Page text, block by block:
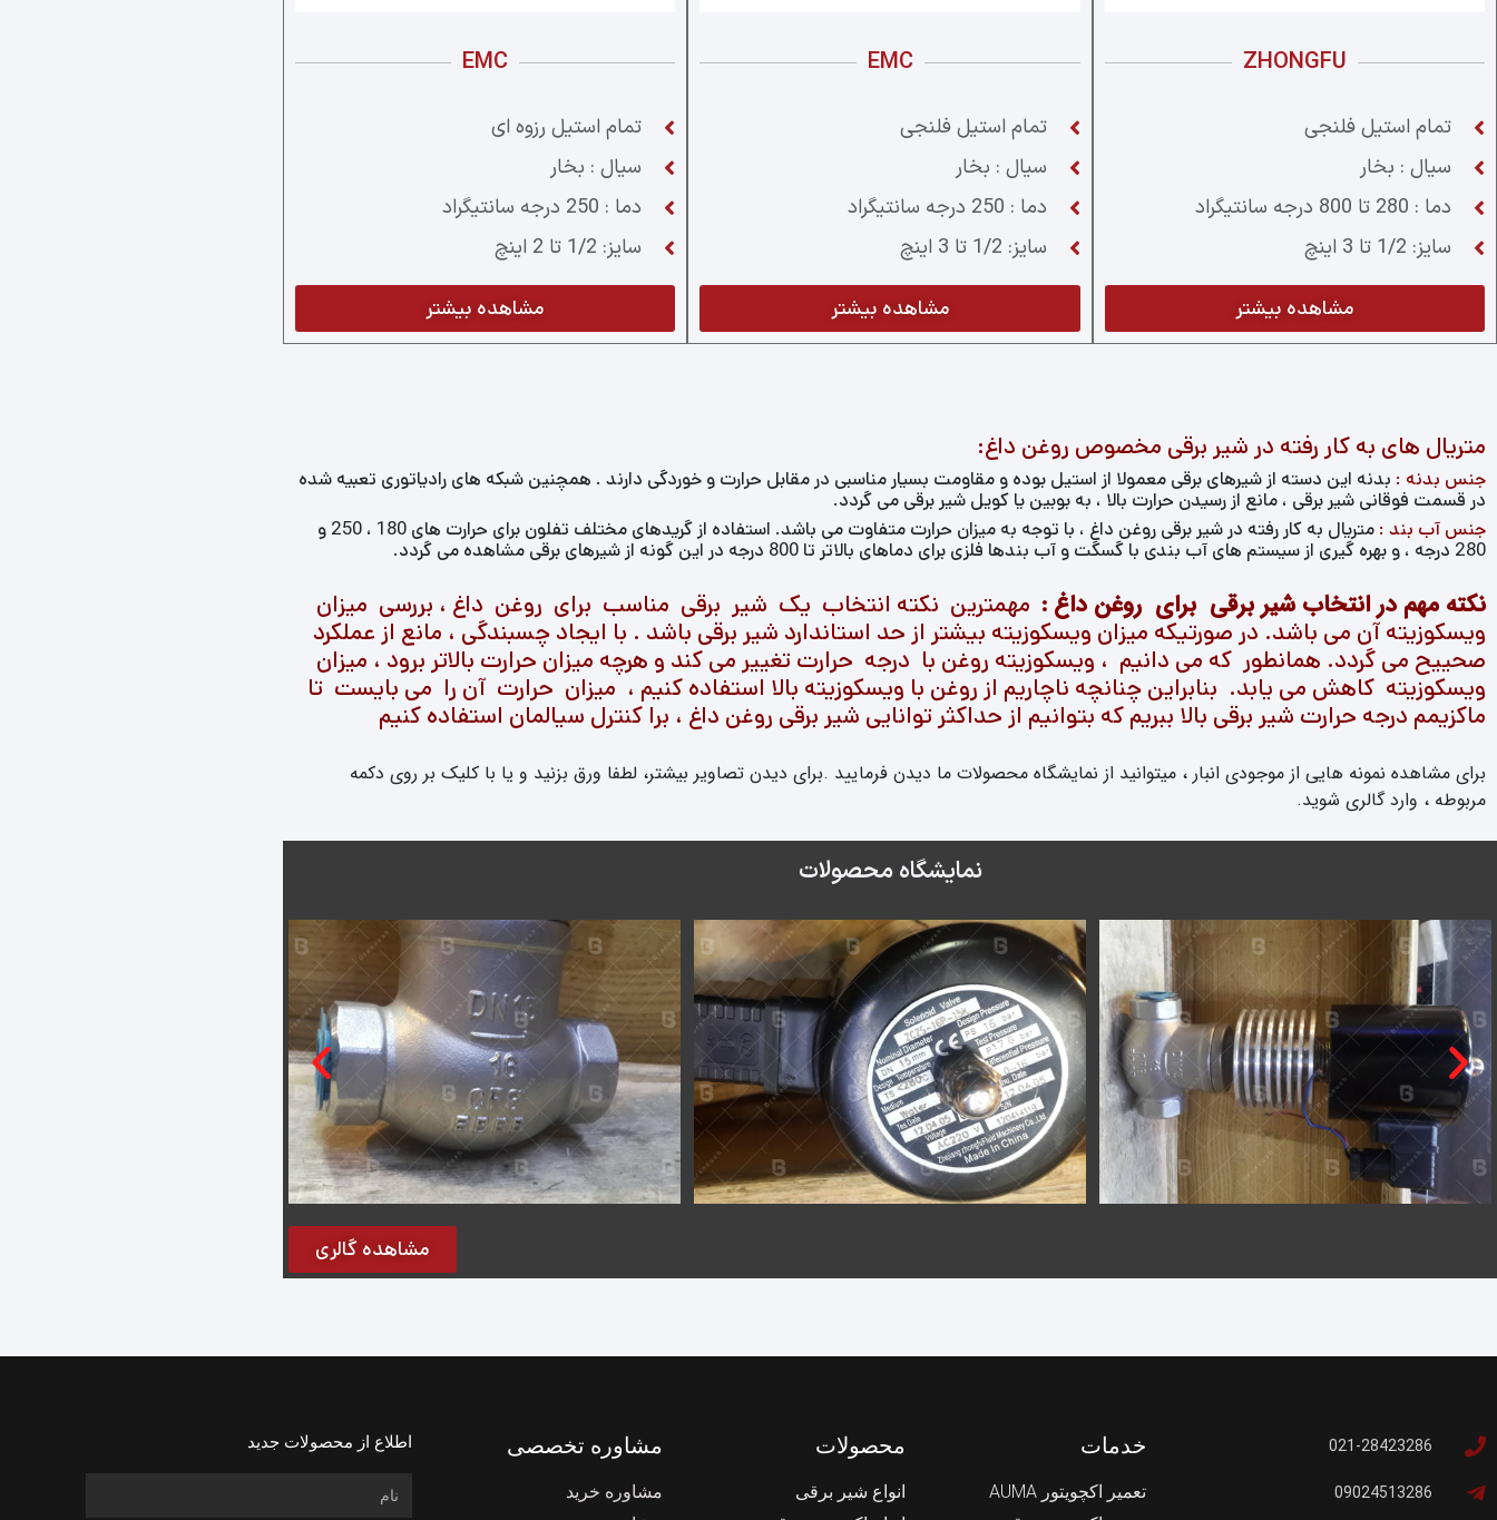
ZHONGFU
تمام استیل فلنجی
سیال : بخار
دما : 280 تا 800 درجه سانتیگراد
سایز: 1/2 تا 3 اینچ
مشاهده بیشتر
EMC
تمام استیل فلنجی
سیال : بخار
دما : 250 درجه سانتیگراد
سایز: 1/2 تا 3 اینچ
مشاهده بیشتر
EMC
تمام استیل رزوه ای
سیال : بخار
دما : 250 درجه سانتیگراد
سایز: 1/2 تا 2 اینچ
مشاهده بیشتر
متریال های به کار رفته در شیر برقی مخصوص روغن داغ:
جنس بدنه : بدنه این دسته از شیرهای برقی معمولا از استیل بوده و مقاومت بسیار مناسبی در مقابل حرارت و خوردگی دارند . همچنین شبکه های رادیاتوری تعبیه شده
در قسمت فوقانی شیر برقی ، مانع از رسیدن حرارت بالا ، به بوبین یا کویل شیر برقی می گردد.
جنس آب بند :
متریال به کار رفته در شیر برقی روغن داغ ، با توجه به میزان حرارت متفاوت می باشد. استفاده از گریدهای مختلف تفلون برای حرارت های 180 ، 250 و
280 درجه ، و بهره گیری از سیستم های آب بندی با گسگت و آب بندها فلزی برای دماهای بالاتر تا 800 درجه در این گونه از شیرهای برقی مشاهده می گردد.
نکته مهم در انتخاب شیر برقی برای روغن داغ : مهمترین نکته انتخاب یک شیر برقی مناسب برای روغن داغ ، بررسی میزان
ویسکوزیته آن می باشد. در صورتیکه میزان ویسکوزیته بیشتر از حد استاندارد شیر برقی باشد . با ایجاد چسبندگی ، مانع از عملکرد
صحییح می گردد. همانطور که می دانیم ، ویسکوزیته روغن با درجه حرارت تغییر می کند و هرچه میزان حرارت بالاتر برود ، میزان
ویسکوزیته کاهش می یابد. بنابراین چنانچه ناچاریم از روغن با ویسکوزیته بالا استفاده کنیم ، میزان حرارت آن را می بایست تا
ماکزیمم درجه حرارت شیر برقی بالا ببریم که بتوانیم از حداکثر توانایی شیر برقی روغن داغ ، برا کنترل سیالمان استفاده کنیم
برای مشاهده نمونه هایی از موجودی انبار ، میتوانید از نمایشگاه محصولات ما دیدن فرمایید .برای دیدن تصاویر بیشتر، لطفا ورق بزنید و یا با کلیک بر روی دکمه
مربوطه ، وارد گالری شوید.
نمایشگاه محصولات
مشاهده گالری
021-28423286
09024513286
خدمات
تعمیر اکچویتور AUMA
محصولات
انواع شیر برقی
مشاوره تخصصی
مشاوره خرید
اطلاع از محصولات جدید